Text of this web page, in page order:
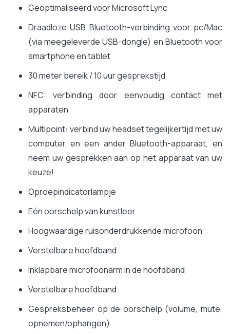
Geoptimaliseerd voor Microsoft Lync
Draadloze USB Bluetooth-verbinding voor pc/Mac
(via meegeleverde USB-dongle) en Bluetooth voor
smartphone en tablet
30 meter bereik / 10 uur gesprekstijd
NFC: verbinding door eenvoudig contact met
apparaten
Multipoint: verbind uw headset tegelijkertijd met uw
computer en een ander Bluetooth-apparaat, en
neem uw gesprekken aan op het apparaat van uw
keuze!
Oproepindicatorlampje
Eén oorschelp van kunstleer
Hoogwaardige ruisonderdrukkende microfoon
Verstelbare hoofdband
Inklapbare microfoonarm in de hoofdband
Verstelbare hoofdband
Gespreksbeheer op de oorschelp (volume, mute,
opnemen/ophangen)